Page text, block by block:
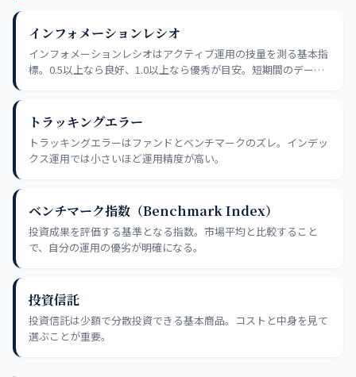
インフォメーションレシオ
インフォメーションレシオはアクティブ運用の技量を測る基本指
標。0.5以上なら良好、1.0以上なら優秀が目安。短期間のデータ
トラッキングエラー
トラッキングエラーはファンドとベンチマークのズレ。インデッ
クス運用では小さいほど運用精度が高い。
ベンチマーク指数（Benchmark Index）
投資成果を評価する基準となる指数。市場平均と比較すること
で、自分の運用の優劣が明確になる。
投資信託
投資信託は少額で分散投資できる基本商品。コストと中身を見て
選ぶことが重要。